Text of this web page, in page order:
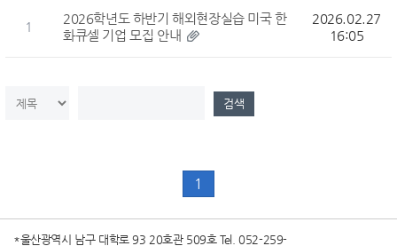
1
2026학년도 하반기 해외현장실습 미국 한
화큐셀 기업 모집 안내
2026.02.27
16:05
검색
1
*울산광역시 남구 대학로 93 20호관 509호 Tel. 052-259-